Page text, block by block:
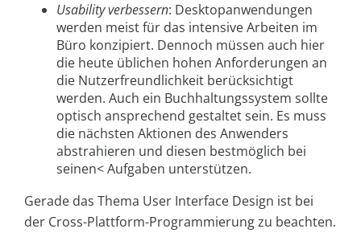
Usability verbessern: Desktopanwendungen
werden meist für das intensive Arbeiten im
Büro konzipiert. Dennoch müssen auch hier
die heute üblichen hohen Anforderungen an
die Nutzerfreundlichkeit berücksichtigt
werden. Auch ein Buchhaltungssystem sollte
optisch ansprechend gestaltet sein. Es muss
die nächsten Aktionen des Anwenders
abstrahieren und diesen bestmöglich bei
seinen< Aufgaben unterstützen.
Gerade das Thema User Interface Design ist bei
der Cross-Plattform-Programmierung zu beachten.